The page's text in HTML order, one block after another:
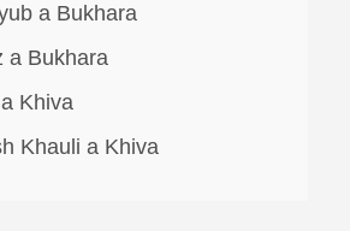
a Bukhara
a Bukhara
Khiva
Khauli a Khiva